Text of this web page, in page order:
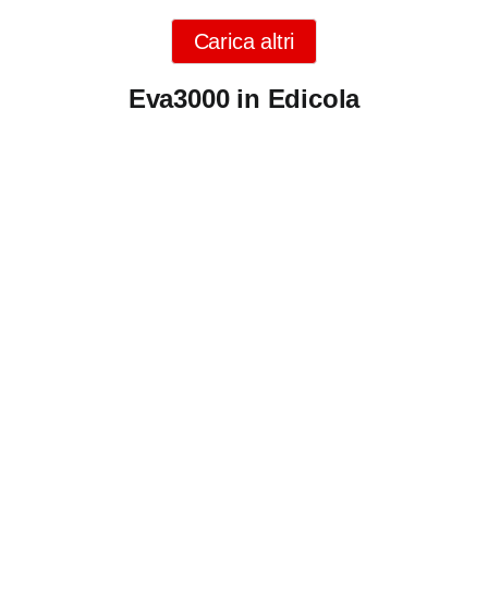
Carica altri
Eva3000 in Edicola